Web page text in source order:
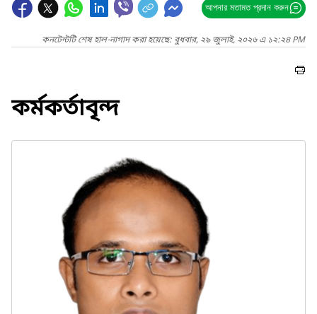
আপনার মতামত প্রদান করুন
কনটেন্টটি শেষ হাল-নাগাদ করা হয়েছে: বুধবার, ২৯ জুলাই, ২০২৬ এ ১২:২৪ PM
কর্মকর্তাবৃন্দ